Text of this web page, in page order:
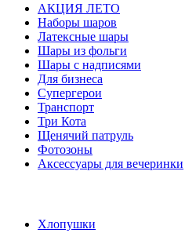
АКЦИЯ ЛЕТО
Наборы шаров
Латексные шары
Шары из фольги
Шары с надписями
Для бизнеса
Супергерои
Транспорт
Три Кота
Щенячий патруль
Фотозоны
Аксессуары для вечеринки
Хлопушки